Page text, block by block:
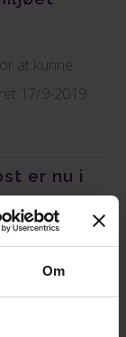
Om
at kunne
17/9-2019
er nu i